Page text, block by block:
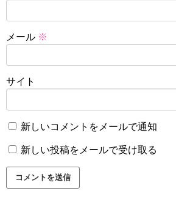
メール ※
サイト
新しいコメントをメールで通知
新しい投稿をメールで受け取る